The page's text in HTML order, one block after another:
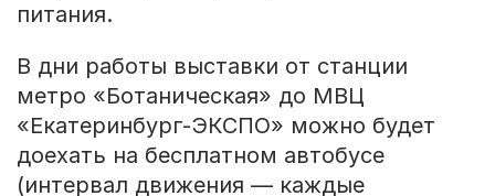
питания.
В дни работы выставки от станции
метро «Ботаническая» до МВЦ
«Екатеринбург-ЭКСПО» можно будет
доехать на бесплатном автобусе
(интервал движения — каждые